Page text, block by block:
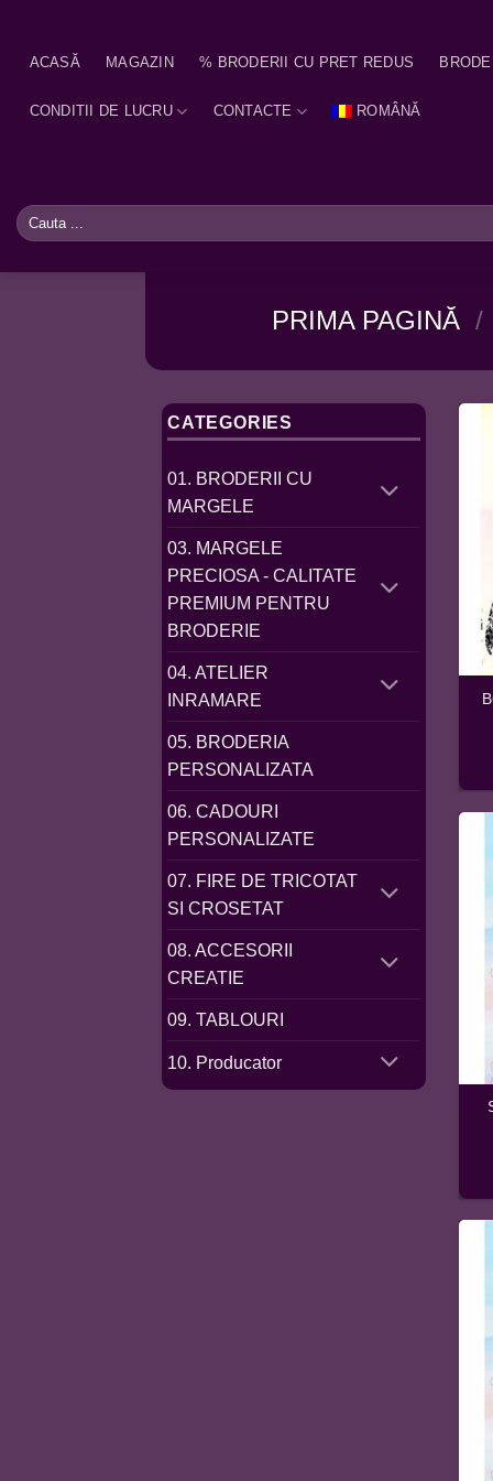
contentACASĂ MAGAZIN % BRODERII CU PRET REDUS
CONDITII DE LUCRU CONTACTE ROMÂNĂ
Caută
după:
PRIMA PAGINĂ /
CATEGORIES
01. BRODERII CU
MARGELE
03. MARGELE
PRECIOSA - CALITATE
PREMIUM PENTRU
BRODERIE
04. ATELIER
INRAMARE
05. BRODERIA
PERSONALIZATA
06. CADOURI
PERSONALIZATE
07. FIRE DE TRICOTAT
SI CROSETAT
08. ACCESORII
CREATIE
09. TABLOURI
10. Producator